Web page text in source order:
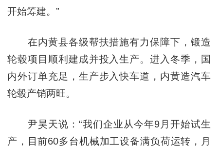
开始筹建。”
在内黄县各级帮扶措施有力保障下，锻造
轮毂项目顺利建成并投入生产。进入冬季，国
内外订单充足，生产步入快车道，内黄造汽车
轮毂产销两旺。
尹昊天说：“我们企业从今年9月开始试生
产，目前60多台机械加工设备满负荷运转，月